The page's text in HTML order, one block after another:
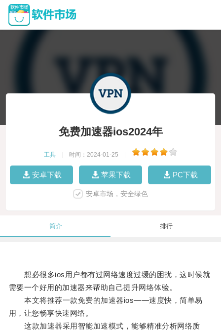
免费加速器ios2024年
工具 时间：2024-01-25
安卓下载 苹果下载 PC下载
安卓市场，安全绿色
简介 排行
想必很多ios用户都有过网络速度过缓的困扰，这时候就
需要一个好用的加速器来帮助自己提升网络体验。
本文将推荐一款免费的加速器ios——速度快，简单易
用，让您畅享快速网络。
这款加速器采用智能加速模式，能够精准分析网络质